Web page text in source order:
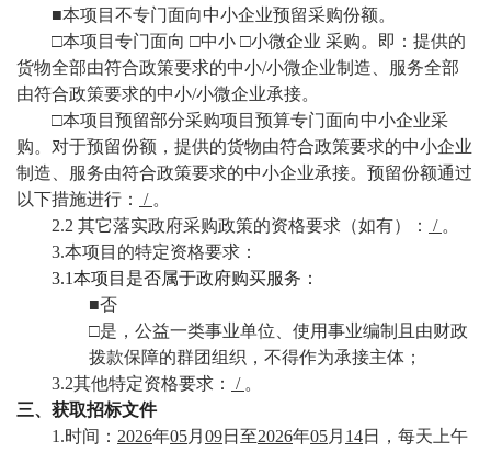
科
校
■本项目不专门面向中小企业预留采购份额。
□本项目专门面向 □中小 □小微企业 采购。即：提供的
货物全部由符合政策要求的中小/小微企业制造、服务全部
由符合政策要求的中小/小微企业承接。
□本项目预留部分采购项目预算专门面向中小企业采
购。对于预留份额，提供的货物由符合政策要求的中小企业
制造、服务由符合政策要求的中小企业承接。预留份额通过
以下措施进行：
/ 。
2.2 其它落实政府采购政策的资格要求（如有）：
/ 。
3.本项目的特定资格要求：
3.1本项目是否属于政府购买服务：
■否
□是，公益一类事业单位、使用事业编制且由财政
拨款保障的群团组织，不得作为承接主体；
3.2其他特定资格要求：
/ 。
三、获取招标文件
1.时间： 2026年05月 09日至2026年05月 14日，每天上午